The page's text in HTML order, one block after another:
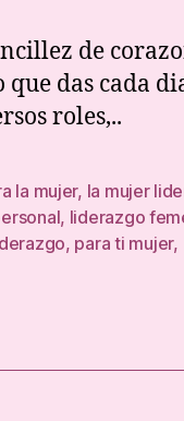
de
das cada
roles,..
la mujer, la mujer
, liderazgo
, para ti mujer,